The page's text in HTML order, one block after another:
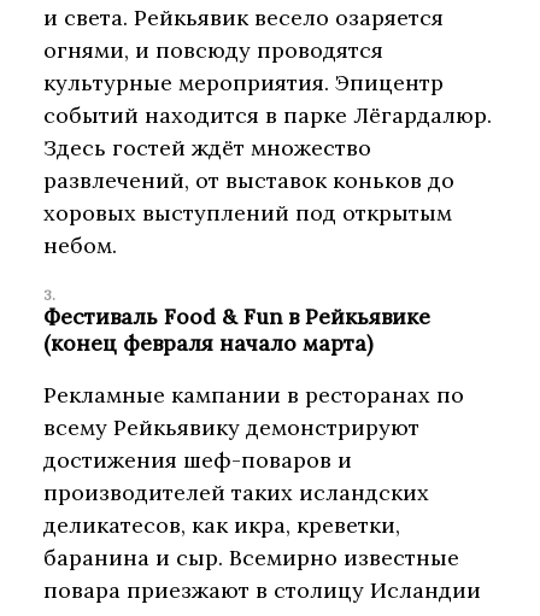
и света. Рейкьявик весело озаряется
огнями, и повсюду проводятся
культурные мероприятия. Эпицентр
событий находится в парке Лёгардалюр.
Здесь гостей ждёт множество
развлечений, от выставок коньков до
хоровых выступлений под открытым
небом.
Фестиваль Food & Fun в Рейкьявике
(конец февраля начало марта)
Рекламные кампании в ресторанах по
всему Рейкьявику демонстрируют
достижения шеф-поваров и
производителей таких исландских
деликатесов, как икра, креветки,
баранина и сыр. Всемирно известные
повара приезжают в столицу Исландии